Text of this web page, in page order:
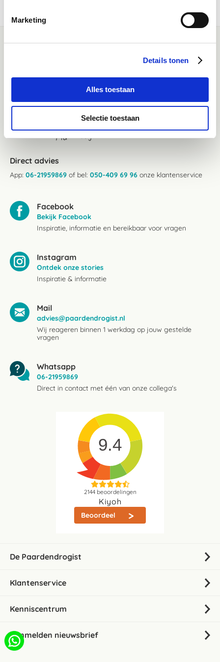
Marketing
Details tonen
Alles toestaan
Selectie toestaan
Klantenservice bereikbaarheid:
Ma - Vrij 8:30 - 17:30 uur
Direct advies
App: 06-21959869 of bel: 050-409 69 96 onze klantenservice
Facebook
Bekijk Facebook
Inspiratie, informatie en bereikbaar voor vragen
Instagram
Ontdek onze stories
Inspiratie & informatie
Mail
advies@paardendrogist.nl
Wij reageren binnen 1 werkdag op jouw gestelde
vragen
Whatsapp
06-21959869
Direct in contact met één van onze collega's
9.4
2144beoordelingen
Kiyoh
Beoordeel
De Paardendrogist
Klantenservice
Kenniscentrum
Aanmelden nieuwsbrief